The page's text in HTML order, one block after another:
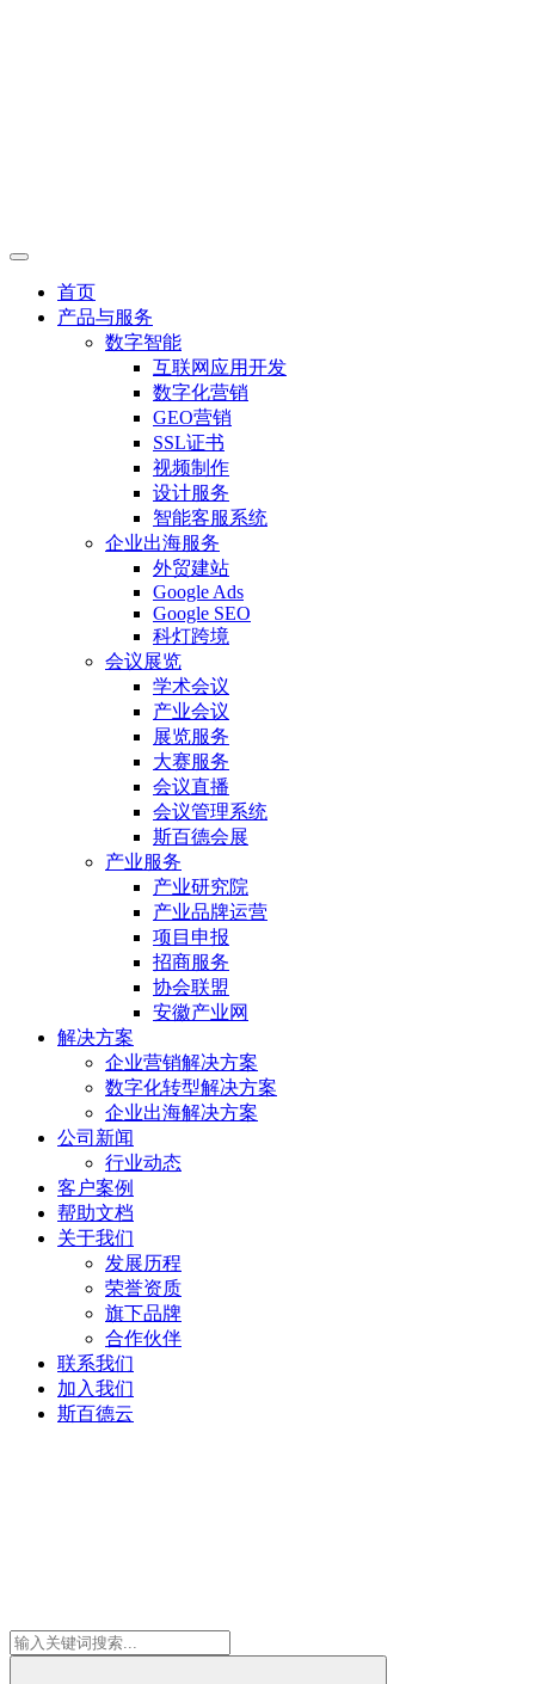
首页
产品与服务
数字智能
互联网应用开发
数字化营销
GEO营销
SSL证书
视频制作
设计服务
智能客服系统
企业出海服务
外贸建站
Google Ads
Google SEO
科灯跨境
会议展览
学术会议
产业会议
展览服务
大赛服务
会议直播
会议管理系统
斯百德会展
产业服务
产业研究院
产业品牌运营
项目申报
招商服务
协会联盟
安徽产业网
解决方案
企业营销解决方案
数字化转型解决方案
企业出海解决方案
公司新闻
行业动态
客户案例
帮助文档
关于我们
发展历程
荣誉资质
旗下品牌
合作伙伴
联系我们
加入我们
斯百德云